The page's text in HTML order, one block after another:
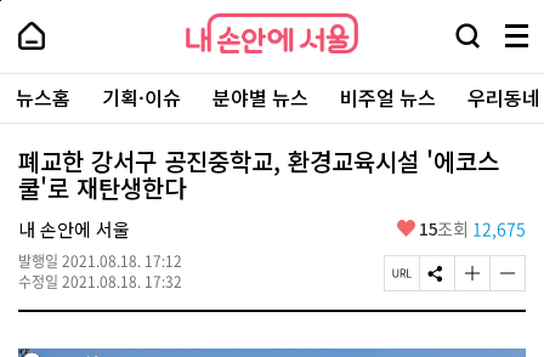
본
로
가
내
손
안
에
서
울
-
서
울
시
대
표
소
통
포
내
손
에
울
검
창
열
기
메
뉴
전
체
보
주
요
서
뉴스홈 기획·이슈 분야별 뉴스 비주얼 뉴스 우리동
폐교한 강서구 공진중학교, 환경교육시설 '에코스
쿨'로 재탄생한다
내 손안에 서울
발행일 2021.08.18. 17:12
수정일 2021.08.18. 17:32
좋
요
15조회 12,675
페
이
U
S
N
공
글
자
기
글
자
기
페
상
단
로